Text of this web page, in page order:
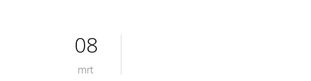
08
mrt